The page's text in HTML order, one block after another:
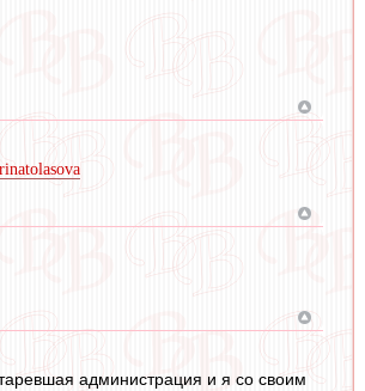
администрация и я со своим